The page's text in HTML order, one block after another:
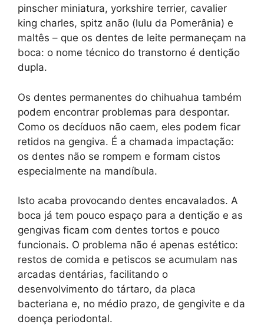
pinscher miniatura, yorkshire terrier, cavalier
king charles, spitz anão (lulu da Pomerânia) e
maltês – que os dentes de leite permaneçam na
boca: o nome técnico do transtorno é dentição
dupla.
Os dentes permanentes do chihuahua também
podem encontrar problemas para despontar.
Como os decíduos não caem, eles podem ficar
retidos na gengiva. É a chamada impactação:
os dentes não se rompem e formam cistos
especialmente na mandíbula.
Isto acaba provocando dentes encavalados. A
boca já tem pouco espaço para a dentição e as
gengivas ficam com dentes tortos e pouco
funcionais. O problema não é apenas estético:
restos de comida e petiscos se acumulam nas
arcadas dentárias, facilitando o
desenvolvimento do tártaro, da placa
bacteriana e, no médio prazo, de gengivite e da
doença periodontal.